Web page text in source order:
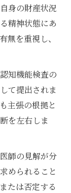
身の財産状況
精神状態にあ
無を重視し、
知機能検査の
て提出されま
主張の根拠と
を左右しま
師の見解が分
められること
たは否定する